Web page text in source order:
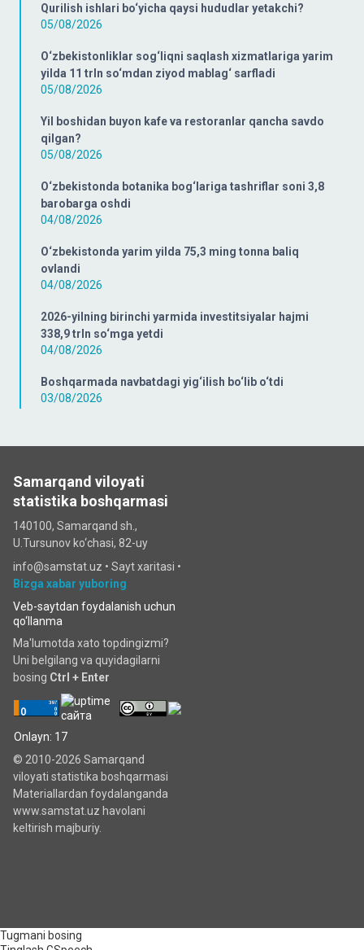
Qurilish ishlari bo‘yicha qaysi hududlar yetakchi?
05/08/2026
O‘zbekistonliklar sog‘liqni saqlash xizmatlariga yarim
yilda 11 trln so‘mdan ziyod mablag‘ sarfladi
05/08/2026
Yil boshidan buyon kafe va restoranlar qancha savdo
qilgan?
05/08/2026
O‘zbekistonda botanika bog‘lariga tashriflar soni 3,8
barobarga oshdi
04/08/2026
O‘zbekistonda yarim yilda 75,3 ming tonna baliq
ovlandi
04/08/2026
2026-yilning birinchi yarmida investitsiyalar hajmi
338,9 trln so‘mga yetdi
04/08/2026
Boshqarmada navbatdagi yig‘ilish bo‘lib o‘tdi
03/08/2026
Samarqand viloyati
statistika boshqarmasi
140100, Samarqand sh.,
U.Tursunov ko‘chаsi, 82-uy
info@samstat.uz • Sayt xaritasi •
Bizga xabar yuboring
Veb-saytdan foydalanish uchun
qo‘llanma
Ma'lumotda xato topdingizmi?
Uni belgilang va quyidagilarni
bosing Ctrl + Enter
Onlayn: 17
© 2010-2026 Samarqand
viloyati statistika boshqarmasi
Materiallardan foydalanganda
www.samstat.uz havolani
keltirish majburiy.
Tugmani bosing